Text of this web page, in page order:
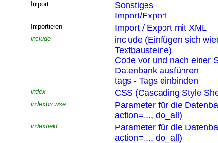
Import
Sonstiges
Import/Export
Importieren Import / Export mit XML
include
include (Einfügen sich
Textbausteine)
Code vor und nach einer
Datenbank ausführen
tags - Tags einbinden
index CSS (Cascading Style
indexbrowse
Parameter für die
action=..., do_all)
indexfield
Parameter für die
action=..., do_all)